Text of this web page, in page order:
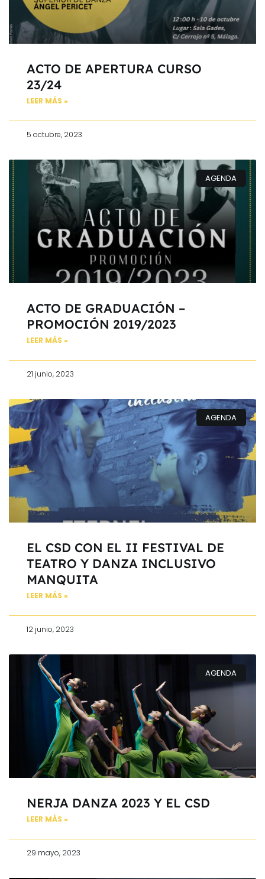
ACTO DE APERTURA CURSO
23/24
LEER MÁS »
5 octubre, 2023
AGENDA
ACTO DE GRADUACIÓN –
PROMOCIÓN 2019/2023
LEER MÁS »
21 junio, 2023
AGENDA
EL CSD CON EL II FESTIVAL DE
TEATRO Y DANZA INCLUSIVO
MANQUITA
LEER MÁS »
12 junio, 2023
AGENDA
NERJA DANZA 2023 Y EL CSD
LEER MÁS »
29 mayo, 2023